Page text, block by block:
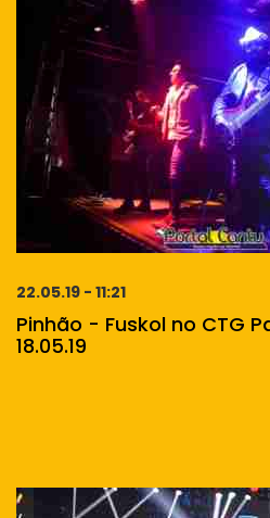
22.05.19 - 11:21
Pinhão - Fuskol no CTG
18.05.19